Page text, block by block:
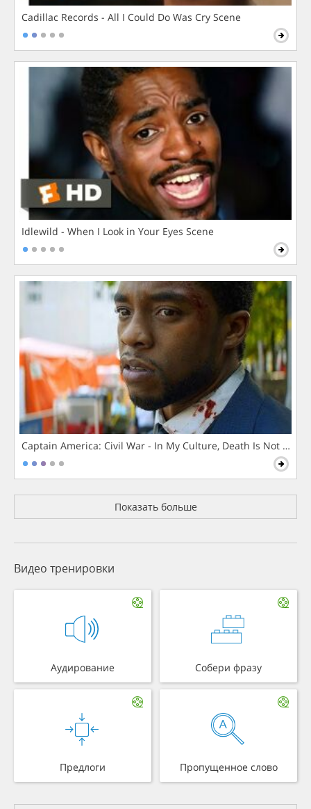
Cadillac Records - All I Could Do Was Cry Scene
Idlewild - When I Look in Your Eyes Scene
Captain America: Civil War - In My Culture, Death Is Not The
Показать больше
Видео тренировки
Аудирование Собери фразу
Предлоги Пропущенное слово